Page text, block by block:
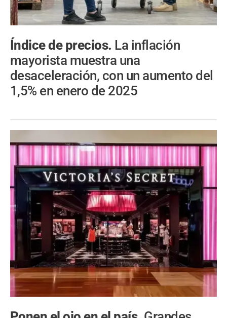
Índice de precios. La inflación
mayorista muestra una
desaceleración, con un aumento del
1,5% en enero de 2025